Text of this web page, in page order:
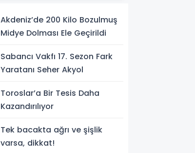
Akdeniz’de 200 Kilo Bozulmuş
Midye Dolması Ele Geçirildi
Sabancı Vakfı 17. Sezon Fark
Yaratanı Seher Akyol
Toroslar’a Bir Tesis Daha
Kazandırılıyor
Tek bacakta ağrı ve şişlik
varsa, dikkat!